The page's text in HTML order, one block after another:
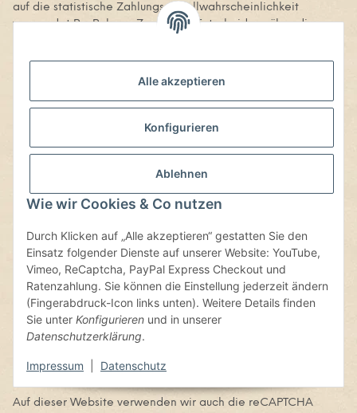
auf die statistische Zahlungsausfallwahrscheinlichkeit
verwendet PayPal zum Zweck der Entscheidung über die
(sog. Score-Werte). Soweit Score-Werte in das Ergebnis der
Bonitätsauskunft einfließen, haben sie ihre Grundlage in
einem wissenschaftlich anerkannten mathematisch-
statistischen Verfahren. In die Berechnung der Score-Werte
Anschriftendaten ein. Weitere datenschutzrechtliche
Informationen, unter anderem zu den verwendeten
Auskunfteien, entnehmen Sie bitte der Datenschutzerklärung
von PayPal: https://www.paypal.com/de
Sie können dieser Verarbeitung Ihrer Daten jederzeit durch
eine Nachricht an PayPal widersprechen. Jedoch bleibt
PayPal ggf. weiterhin berechtigt, Ihre personenbezogenen
Daten zu verarbeiten, sofern dies zur vertragsgemäßen
Zahlungsabwicklung erforderlich ist.
9) Tools und Sonstiges
Google reCAPTCHA
Auf dieser Website verwenden wir auch die reCAPTCHA
Alle akzeptieren
Konfigurieren
Ablehnen
Wie wir Cookies & Co nutzen
Durch Klicken auf „Alle akzeptieren“ gestatten Sie den
Einsatz folgender Dienste auf unserer Website: YouTube,
Vimeo, ReCaptcha, PayPal Express Checkout und
Ratenzahlung. Sie können die Einstellung jederzeit ändern
(Fingerabdruck-Icon links unten). Weitere Details finden
Sie unter Konfigurieren und in unserer
Datenschutzerklärung.
Impressum Datenschutz